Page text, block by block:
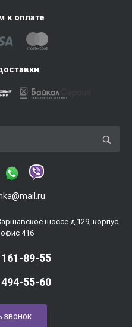
к оплате
шоссе д.129, корпус
офис 416
89-55
55-60
звонок